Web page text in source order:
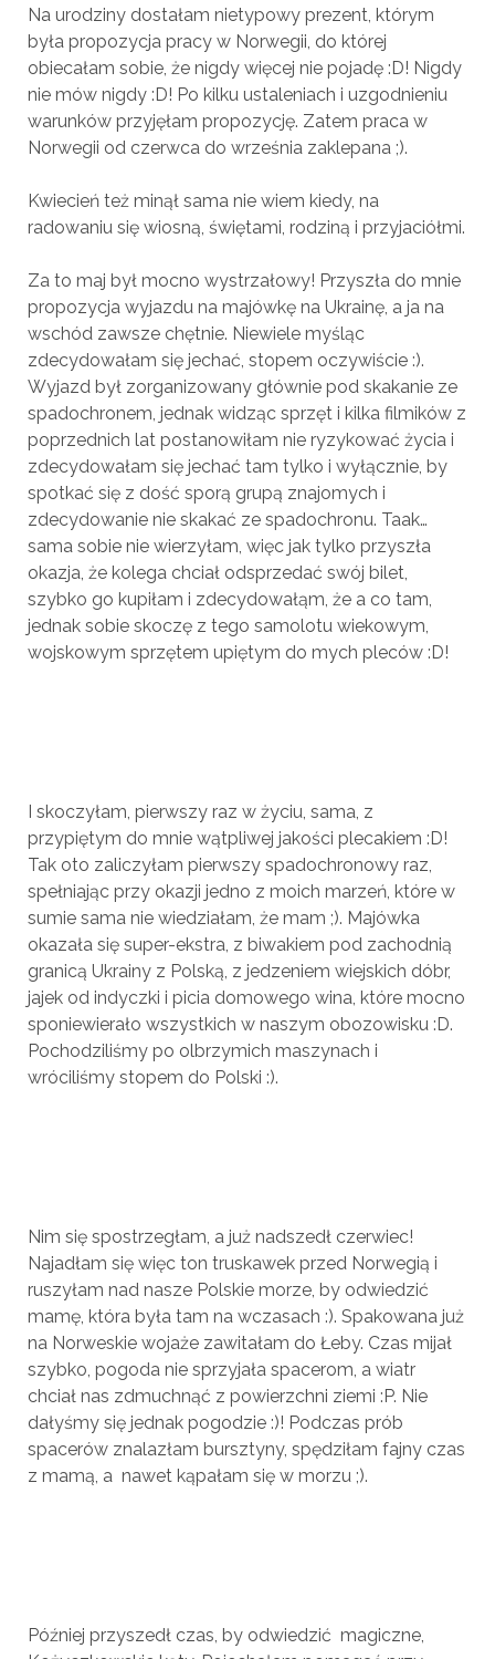
Na urodziny dostałam nietypowy prezent, którym
była propozycja pracy w Norwegii, do której
obiecałam sobie, że nigdy więcej nie pojadę :D! Nigdy
nie mów nigdy :D! Po kilku ustaleniach i uzgodnieniu
warunków przyjęłam propozycję. Zatem praca w
Norwegii od czerwca do września zaklepana ;).
Kwiecień też minął sama nie wiem kiedy, na
radowaniu się wiosną, świętami, rodziną i przyjaciółmi.
Za to maj był mocno wystrzałowy! Przyszła do mnie
propozycja wyjazdu na majówkę na Ukrainę, a ja na
wschód zawsze chętnie. Niewiele myśląc
zdecydowałam się jechać, stopem oczywiście :).
Wyjazd był zorganizowany głównie pod skakanie ze
spadochronem, jednak widząc sprzęt i kilka filmików z
poprzednich lat postanowiłam nie ryzykować życia i
zdecydowałam się jechać tam tylko i wyłącznie, by
spotkać się z dość sporą grupą znajomych i
zdecydowanie nie skakać ze spadochronu. Taak…
sama sobie nie wierzyłam, więc jak tylko przyszła
okazja, że kolega chciał odsprzedać swój bilet,
szybko go kupiłam i zdecydowałąm, że a co tam,
jednak sobie skoczę z tego samolotu wiekowym,
wojskowym sprzętem upiętym do mych pleców :D!
I skoczyłam, pierwszy raz w życiu, sama, z
przypiętym do mnie wątpliwej jakości plecakiem :D!
Tak oto zaliczyłam pierwszy spadochronowy raz,
spełniając przy okazji jedno z moich marzeń, które w
sumie sama nie wiedziałam, że mam ;). Majówka
okazała się super-ekstra, z biwakiem pod zachodnią
granicą Ukrainy z Polską, z jedzeniem wiejskich dóbr,
jajek od indyczki i picia domowego wina, które mocno
sponiewierało wszystkich w naszym obozowisku :D.
Pochodziliśmy po olbrzymich maszynach i
wróciliśmy stopem do Polski :).
Nim się spostrzegłam, a już nadszedł czerwiec!
Najadłam się więc ton truskawek przed Norwegią i
ruszyłam nad nasze Polskie morze, by odwiedzić
mamę, która była tam na wczasach :). Spakowana już
na Norweskie wojaże zawitałam do Łeby. Czas mijał
szybko, pogoda nie sprzyjała spacerom, a wiatr
chciał nas zdmuchnąć z powierzchni ziemi :P. Nie
dałyśmy się jednak pogodzie :)! Podczas prób
spacerów znalazłam bursztyny, spędziłam fajny czas
z mamą, a nawet kąpałam się w morzu ;).
Później przyszedł czas, by odwiedzić magiczne,